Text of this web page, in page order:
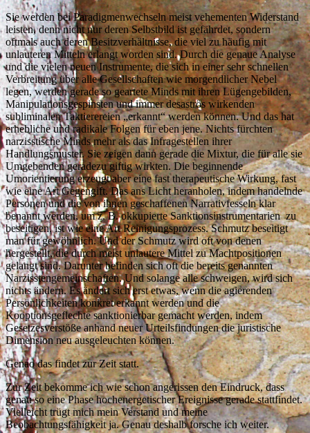
Sie werden bei Paradigmenwechseln meist vehementen Widerstand
leisten, denn nicht nur deren Selbstbild ist gefährdet, sondern
oftmals auch deren Besitzverhältnisse, die viel zu häufig mit
unlauteren Mitteln erlangt worden sind. Durch die genaue Analyse
und die vielen neuen Instrumente, die sich in einer sehr schnellen
Verbreitung über alle Gesellschaften wie morgendlicher Nebel
legen, werden gerade so geartete Minds mit ihren Lügengebilden,
Manipulationsgespinsten und immer desaströs wirkenden
subliminalen Taktierereien „erkannt“ werden können. Und das hat
erhebliche und radikale Folgen für eben jene. Nichts fürchten
narzisstische Minds mehr als das Infragestellen ihrer
Handlungsmuster. Sie zeigen dann gerade die Mixtur, die für alle sie
Umgebenden geradezu giftig wirkten. Die beginnende
Umorientierung erzeugt aber eine fast therapeutische Wirkung, fast
wie eine Art Gegengift. Das ans Licht heranholen, indem handelnde
Personen und die von ihnen geschaffenen Narrativfesseln klar
benannt werden, um z. B. okkupierte Sanktionsinstrumentarien zu
beseitigen, ist wie eine Art Reinigungsprozess. Schmutz beseitigt
man für gewöhnlich. Und der Schmutz wird oft von denen
hergestellt, die durch meist unlautere Mittel zu Machtpositionen
gelangt sind. Darunter befinden sich oft die bereits genannten
Narzisstengemeinschaften. Und solange alle schweigen, wird sich
nichts ändern. Es ändert sich erst etwas, wenn die agierenden
Persönlichkeiten konkret erkannt werden und die
Kooptionsgeflechte sanktionierbar gemacht werden, indem
Gesetzesverstöße anhand neuer Urteilsfindungen die juristische
Dimension neu ausgeleuchten können.
Genao das findet zur Zeit statt.
Zur Zeit bekomme ich wie schon angerissen den Eindruck, dass
genau so eine Phase hochenergetischer Ereignisse gerade stattfindet.
Vielleicht trügt mich mein Verstand und meine
Beobachtungsfähigkeit ja. Genau deshalb forsche ich weiter.